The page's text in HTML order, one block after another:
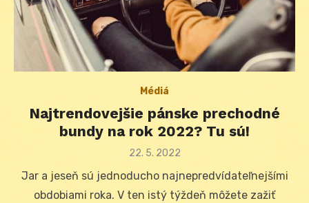
Médiá
Najtrendovejšie pánske prechodné
bundy na rok 2022? Tu sú!
Posted
22. 5. 2022
Jar a jeseň sú jednoducho najnepredvídateľnejšími
obdobiami roka. V ten istý týždeň môžete zažiť